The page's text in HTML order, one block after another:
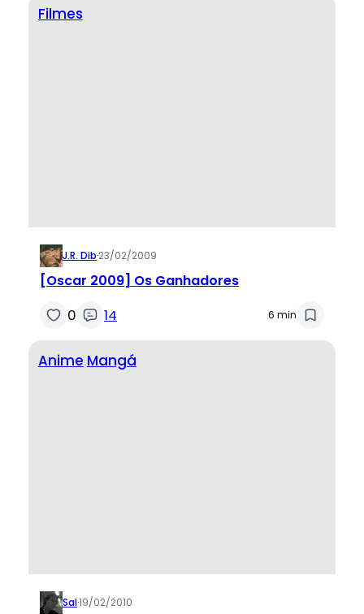
Filmes
J.R. Dib·23/02/2009
[Oscar 2009] Os Ganhadores
0 14 6 min
Anime Mangá
Sal·19/02/2010